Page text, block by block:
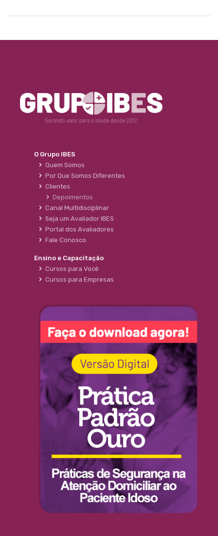
O Grupo IBES
Quem Somos
Por Que Somos Diferentes
Clientes
Depoimentos
Canal Multidisciplinar
Seja um Avaliador IBES
Portal dos Avaliadores
Fale Conosco
Ensino e Capacitação
Cursos para Você
Cursos para Empresas